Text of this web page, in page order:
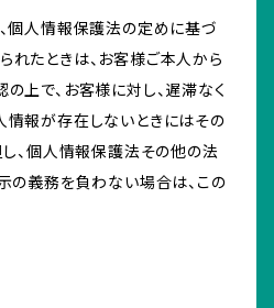
個人情報保護法の定めに基づ
れたときは、お客様ご本人から
上で、お客様に対し、遅滞なく
情報が存在しないときにはその
し、個人情報保護法その他の法
の義務を負わない場合は、この